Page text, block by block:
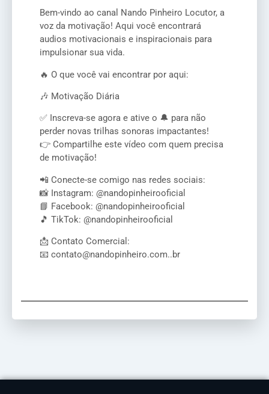
Bem-vindo ao canal Nando Pinheiro Locutor, a
voz da motivação! Aqui você encontrará
audios motivacionais e inspiracionais para
impulsionar sua vida.
🔥 O que você vai encontrar por aqui:
🎶 Motivação Diária
✅ Inscreva-se agora e ative o 🔔 para não
perder novas trilhas sonoras impactantes!
👉 Compartilhe este vídeo com quem precisa
de motivação!
📲 Conecte-se comigo nas redes sociais:
📸 Instagram: @nandopinheirooficial
📘 Facebook: @nandopinheirooficial
🎵 TikTok: @nandopinheirooficial
📩 Contato Comercial:
📧 contato@nandopinheiro.com..br